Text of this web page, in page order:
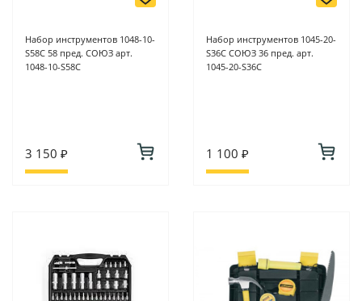
Набор инструментов 1048-10-
S58C 58 пред. СОЮЗ арт.
1048-10-S58C
3 150 ₽
Набор инструментов 1045-20-
S36C СОЮЗ 36 пред. арт.
1045-20-S36C
1 100 ₽